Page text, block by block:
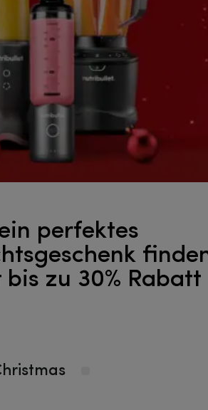
perfektes
zu 30% Rabatt